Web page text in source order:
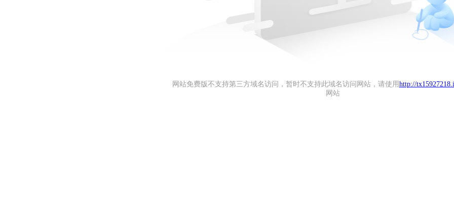
网站免费版不支持第三方域名访问，暂时不支持此域名访问网站，请使用 http://
网站